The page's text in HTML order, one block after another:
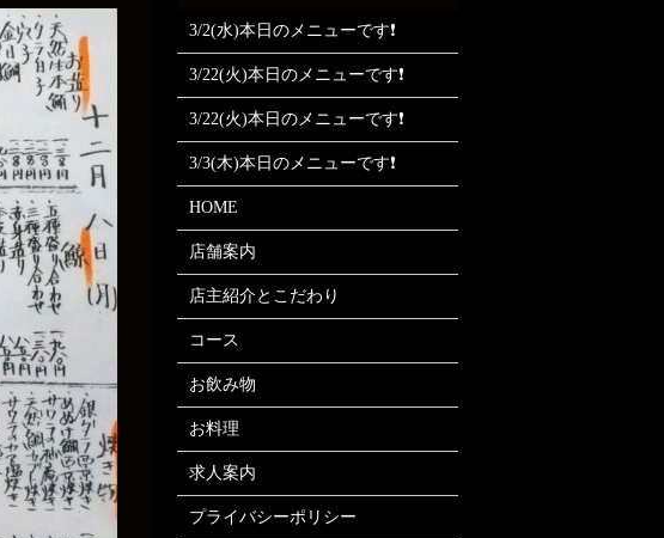
3/2(水)本日のメニューです❗
3/22(火)本日のメニューです❗
3/22(火)本日のメニューです❗
3/3(木)本日のメニューです❗
HOME
店舗案内
店主紹介とこだわり
コース
お飲み物
お料理
求人案内
プライバシーポリシー